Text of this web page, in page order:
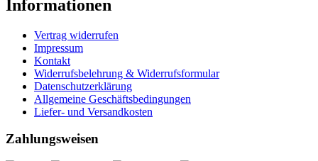
Informationen
Vertrag widerrufen
Impressum
Kontakt
Widerrufsbelehrung & Widerrufsformular
Datenschutzerklärung
Allgemeine Geschäftsbedingungen
Liefer- und Versandkosten
Zahlungsweisen